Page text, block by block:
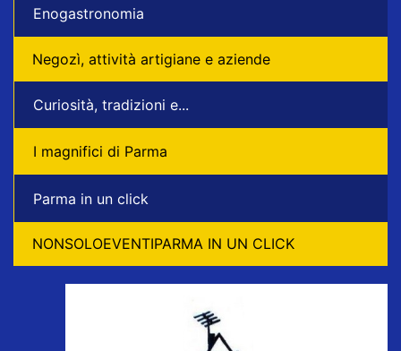
Enogastronomia
Negozì, attività artigiane e aziende
Curiosità, tradizioni e...
I magnifici di Parma
Parma in un click
NONSOLOEVENTIPARMA IN UN CLICK